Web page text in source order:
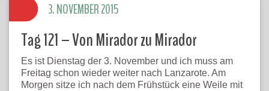
Tag 121 – Von Mirador zu Mirador
Es ist Dienstag der 3. November und ich muss am
Freitag schon wieder weiter nach Lanzarote. Am
Morgen sitze ich nach dem Frühstück eine Weile mit
3. NOVEMBER 2015